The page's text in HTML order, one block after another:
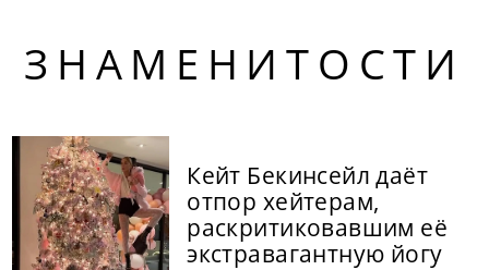
ЗНАМЕНИТОСТИ
Кейт Бекинсейл даёт
отпор хейтерам,
раскритиковавшим её
экстравагантную йогу